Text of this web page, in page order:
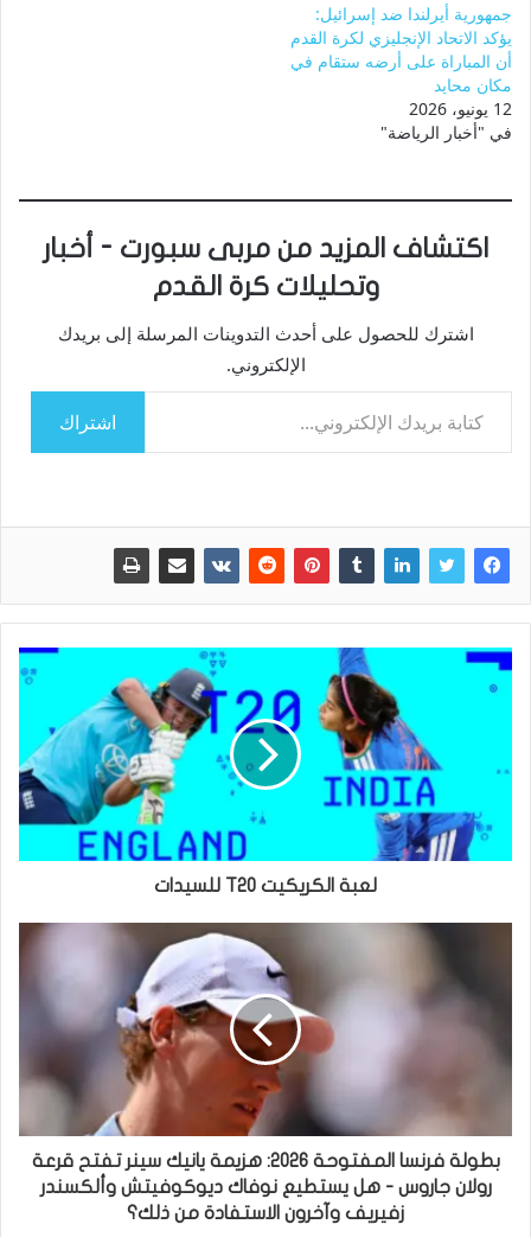
جمهورية أيرلندا ضد إسرائيل:
يؤكد الاتحاد الإنجليزي لكرة القدم
أن المباراة على أرضه ستقام في
مكان محايد
12 يونيو، 2026
في "أخبار الرياضة"
اكتشاف المزيد من مربى سبورت - أخبار
وتحليلات كرة القدم
اشترك للحصول على أحدث التدوينات المرسلة إلى بريدك
الإلكتروني.
كتابة بريدك الإلكتروني...
اشتراك
لعبة الكريكيت T20 للسيدات
بطولة فرنسا المفتوحة 2026: هزيمة يانيك سينر تفتح قرعة
رولان جاروس - هل يستطيع نوفاك ديوكوفيتش وألكسندر
زفيريف وآخرون الاستفادة من ذلك؟